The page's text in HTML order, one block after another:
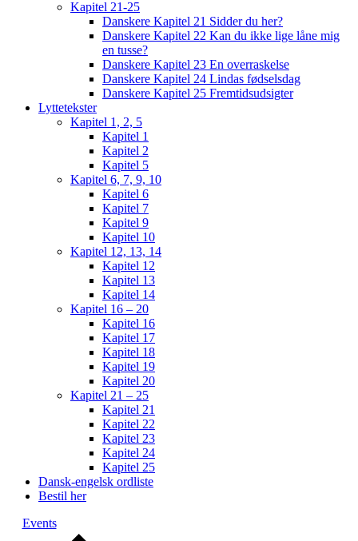
Kapitel 21-25
Danskere Kapitel 21 Sidder du her?
Danskere Kapitel 22 Kan du ikke lige låne mig
en tusse?
Danskere Kapitel 23 En overraskelse
Danskere Kapitel 24 Lindas fødselsdag
Danskere Kapitel 25 Fremtidsudsigter
Lyttetekster
Kapitel 1, 2, 5
Kapitel 1
Kapitel 2
Kapitel 5
Kapitel 6, 7, 9, 10
Kapitel 6
Kapitel 7
Kapitel 9
Kapitel 10
Kapitel 12, 13, 14
Kapitel 12
Kapitel 13
Kapitel 14
Kapitel 16 – 20
Kapitel 16
Kapitel 17
Kapitel 18
Kapitel 19
Kapitel 20
Kapitel 21 – 25
Kapitel 21
Kapitel 22
Kapitel 23
Kapitel 24
Kapitel 25
Dansk-engelsk ordliste
Bestil her
Events